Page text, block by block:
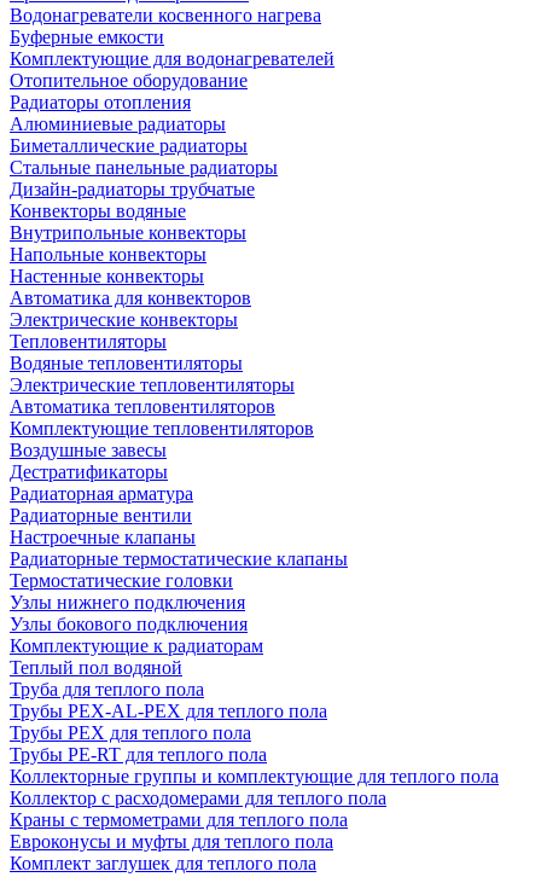
Водонагреватели косвенного нагрева
Буферные емкости
Комплектующие для водонагревателей
Отопительное оборудование
Радиаторы отопления
Алюминиевые радиаторы
Биметаллические радиаторы
Стальные панельные радиаторы
Дизайн-радиаторы трубчатые
Конвекторы водяные
Внутрипольные конвекторы
Напольные конвекторы
Настенные конвекторы
Автоматика для конвекторов
Электрические конвекторы
Тепловентиляторы
Водяные тепловентиляторы
Электрические тепловентиляторы
Автоматика тепловентиляторов
Комплектующие тепловентиляторов
Воздушные завесы
Дестратификаторы
Радиаторная арматура
Радиаторные вентили
Настроечные клапаны
Радиаторные термостатические клапаны
Термостатические головки
Узлы нижнего подключения
Узлы бокового подключения
Комплектующие к радиаторам
Теплый пол водяной
Труба для теплого пола
Трубы PEX-AL-PEX для теплого пола
Трубы PEX для теплого пола
Трубы PE-RT для теплого пола
Коллекторные группы и комплектующие для теплого пола
Коллектор с расходомерами для теплого пола
Краны с термометрами для теплого пола
Евроконусы и муфты для теплого пола
Комплект заглушек для теплого пола